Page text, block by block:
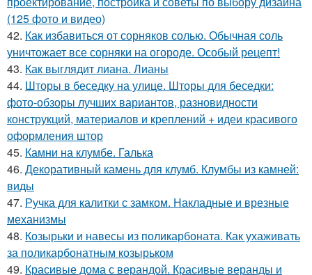
(125 фото и видео)
42. Как избавиться от сорняков солью. Обычная соль
уничтожает все сорняки на огороде. Особый рецепт!
43. Как выглядит лиана. Лианы
44. Шторы в беседку на улице. Шторы для беседки:
фото-обзоры лучших вариантов, разновидности
конструкций, материалов и креплений + идеи красивого
оформления штор
45. Камни на клумбе. Галька
46. Декоративный камень для клумб. Клумбы из камней:
виды
47. Ручка для калитки с замком. Накладные и врезные
механизмы
48. Козырьки и навесы из поликарбоната. Как ухаживать
за поликарбонатным козырьком
49. Красивые дома с верандой. Красивые веранды и